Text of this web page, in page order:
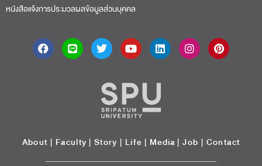
หนังสือแจ้งการประมวลผลข้อมูลส่วนบุคคล
About | Faculty | Story | Life | Media |Job | Contact